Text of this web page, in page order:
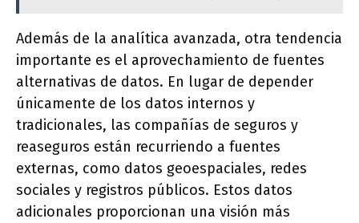
Además de la analítica avanzada, otra tendencia
importante es el aprovechamiento de fuentes
alternativas de datos. En lugar de depender
únicamente de los datos internos y
tradicionales, las compañías de seguros y
reaseguros están recurriendo a fuentes
externas, como datos geoespaciales, redes
sociales y registros públicos. Estos datos
adicionales proporcionan una visión más